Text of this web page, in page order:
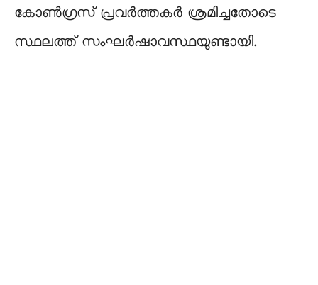
കോൺഗ്രസ് പ്രവർത്തകർ ശ്രമിച്ചതോടെ
സ്ഥലത്ത് സംഘർഷാവസ്ഥയുണ്ടായി.